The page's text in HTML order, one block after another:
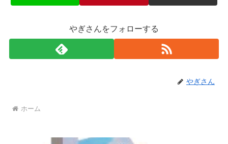
やぎさんをフォローする
やぎさん
ホーム